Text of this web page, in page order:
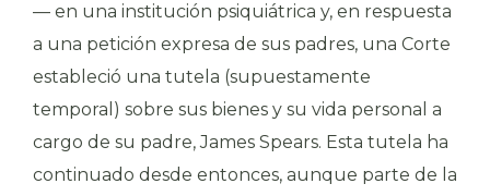
— en una institución psiquiátrica y, en respuesta
a una petición expresa de sus padres, una Corte
estableció una tutela (supuestamente
temporal) sobre sus bienes y su vida personal a
cargo de su padre, James Spears. Esta tutela ha
continuado desde entonces, aunque parte de la